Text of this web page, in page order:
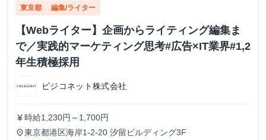
東京都 編集/ライター
【Webライター】企画からライティング編集ま
で／実践的マーケティング思考#広告×IT業界#1,2
年生積極採用
ビジコネット株式会社
currency_yen 時給1,230円～1,700円
place東京都港区海岸1-2-20 汐留ビルディング3F